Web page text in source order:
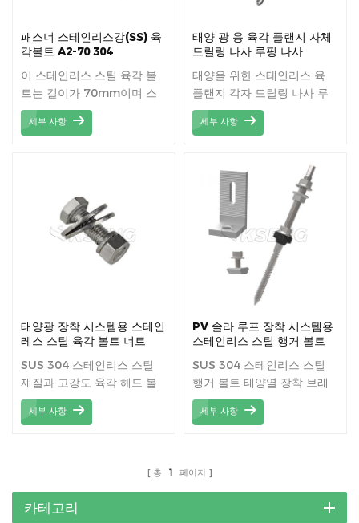
패스너 스테인리스강(SS) 육
각볼트 A2-70 304
이 스테인리스 스틸 육각 볼
트는 길이가 70mm이며 스
테인리스 스틸로 만들어진 부
식 방지제입니다.
세부 사항
태양 광 용 육각 플랜지 자체
드릴링 나사 루핑 나사
태양을 위한 스테인리스 육
플랜지 각자 드릴링 나사 루
핑 나사
세부 사항
태양광 장착 시스템용 스테인
레스 스틸 육각 볼트 너트
SUS 304 스테인리스 스틸
재질과 고강도 육각 헤드 볼
트.
세부 사항
PV 솔라 루프 장착 시스템용
스테인리스 스틸 행거 볼트
SUS 304 스테인리스 스틸
행거 볼트 태양열 장착 브래
킷 하드웨어 액세서리.
세부 사항
총 1 페이지
카테고리